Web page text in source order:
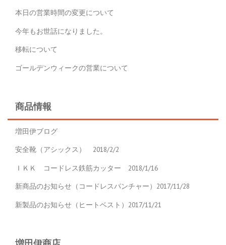
本日の営業時間の変更について
今年もお世話になりました。
移転について
ゴールデンウィークの営業について
商品情報
増田伊ブログ
安全靴（アシックス） 2018/2/2
ＩＫＫ コードレス鉄筋カッター 2018/1/16
新商品のお知らせ（コードレスパンチャー）2017/11/28
新製品のお知らせ（ヒートベスト）2017/11/21